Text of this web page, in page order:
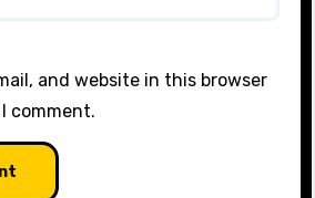
and website in this browser
comment.